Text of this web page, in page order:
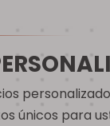
únicos para